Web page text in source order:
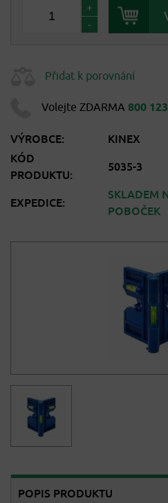
+
-
Přidat k porovnání
Volejte ZDARMA 800
VÝROBCE:
KINEX
KÓD
PRODUKTU:
5035-3
EXPEDICE:
SKLADEM
POBOČEK
POPIS PRODUKTU